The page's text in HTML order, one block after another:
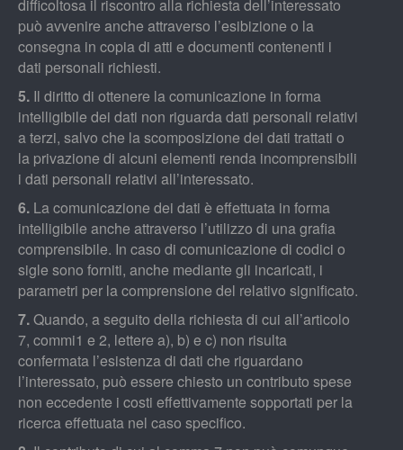
difficoltosa il riscontro alla richiesta dell’interessato
può avvenire anche attraverso l’esibizione o la
consegna in copia di atti e documenti contenenti i
dati personali richiesti.
5. Il diritto di ottenere la comunicazione in forma
intelligibile dei dati non riguarda dati personali relativi
a terzi, salvo che la scomposizione dei dati trattati o
la privazione di alcuni elementi renda incomprensibili
i dati personali relativi all’interessato.
6. La comunicazione dei dati è effettuata in forma
intelligibile anche attraverso l’utilizzo di una grafia
comprensibile. In caso di comunicazione di codici o
sigle sono forniti, anche mediante gli incaricati, i
parametri per la comprensione del relativo significato.
7.Quando, a seguito della richiesta di cui all’articolo
7, commi1 e 2, lettere a), b) e c) non risulta
confermata l’esistenza di dati che riguardano
l’interessato, può essere chiesto un contributo spese
non eccedente i costi effettivamente sopportati per la
ricerca effettuata nel caso specifico.